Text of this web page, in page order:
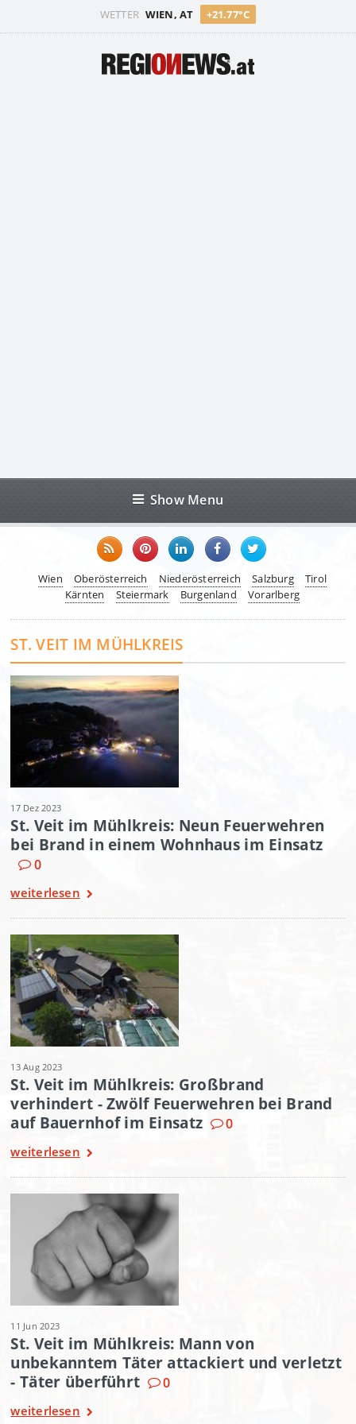
WETTER WIEN, AT +21.77°C
Show Menu
Wien Oberösterreich Niederösterreich Salzburg
Tirol
Kärnten
Steiermark Burgenland Vorarlberg
ST. VEIT IM MÜHLKREIS
17 Dez 2023
St. Veit im Mühlkreis: Neun Feuerwehren
bei Brand in einem Wohnhaus im Einsatz
0
weiterlesen
13 Aug 2023
St. Veit im Mühlkreis: Großbrand
verhindert - Zwölf Feuerwehren bei Brand
auf Bauernhof im Einsatz
0
weiterlesen
11 Jun 2023
St. Veit im Mühlkreis: Mann von
unbekanntem Täter attackiert und verletzt
- Täter überführt
0
weiterlesen